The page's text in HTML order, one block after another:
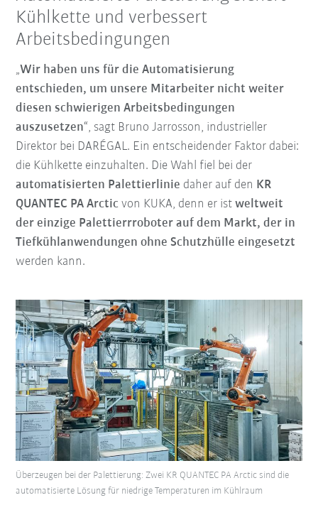
Kühlkette und verbessert
Arbeitsbedingungen
„Wir haben uns für die Automatisierung
entschieden, um unsere Mitarbeiter nicht weiter
diesen schwierigen Arbeitsbedingungen
auszusetzen“, sagt Bruno Jarrosson, industrieller
Direktor bei DARÉGAL. Ein entscheidender Faktor dabei:
die Kühlkette einzuhalten. Die Wahl fiel bei der
automatisierten Palettierlinie daher auf den KR
QUANTEC PA Arctic von KUKA, denn er istweltweit
der einzige Palettierrroboter auf dem Markt, der in
Tiefkühlanwendungen ohne Schutzhülle eingesetzt
werden kann.
Überzeugen bei der Palettierung: Zwei KR QUANTEC PA Arctic sind die
automatisierte Lösung für niedrige Temperaturen im Kühlraum